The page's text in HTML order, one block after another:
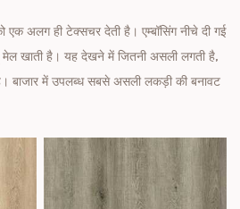
एक अलग ही टेक्सचर देती है। एम्बॉसिंग नीचे दी गई
खाती है। यह देखने में जितनी असली लगती है,
बाजार में उपलब्ध सबसे असली लकड़ी की बनावट